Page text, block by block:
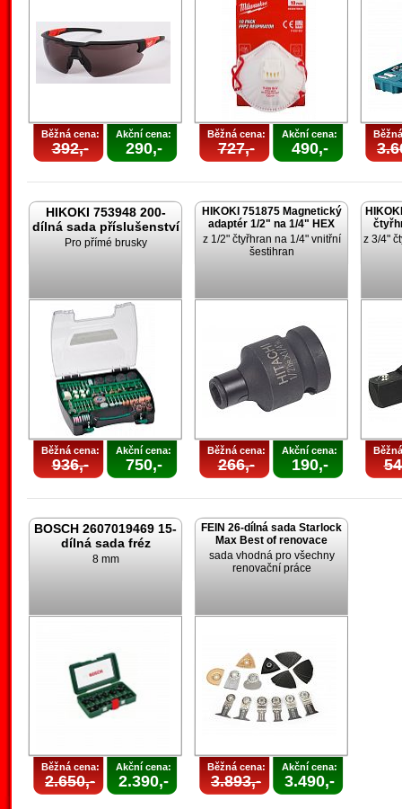
Běžná cena:
392,-
Akční cena:
290,-
Běžná cena:
727,-
Akční cena:
490,-
HIKOKI 753948 200-
dílná sada příslušenství
Pro přímé brusky
Běžná cena:
936,-
Akční cena:
750,-
HIKOKI 751875 Magnetický
adaptér 1/2" na 1/4" HEX
z 1/2" čtyřhran na 1/4" vnitřní
šestihran
Běžná cena:
266,-
Akční cena:
190,-
z 3/4"
BOSCH 2607019469 15-
dílná sada fréz
8 mm
Běžná cena:
2.650,-
Akční cena:
2.390,-
FEIN 26-dílná sada Starlock
Max Best of renovace
sada vhodná pro všechny
renovační práce
Běžná cena:
3.893,-
Akční cena:
3.490,-